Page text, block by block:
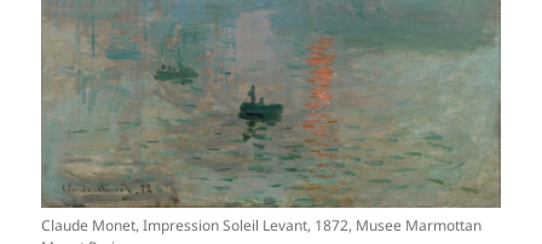
Claude Monet, Impression Soleil Levant, 1872, Musee Marmottan